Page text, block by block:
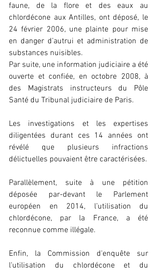
faune, de la flore et des eaux au
chlordécone aux Antilles, ont déposé, le
24 février 2006, une plainte pour mise
en danger d’autrui et administration de
substances nuisibles.
Par suite, une information judiciaire a été
ouverte et confiée, en octobre 2008, à
des Magistrats instructeurs du Pôle
Santé du Tribunal judiciaire de Paris.
Les investigations et les expertises
diligentées durant ces 14 années ont
révélé que plusieurs infractions
délictuelles pouvaient être caractérisées.
Parallèlement, suite à une pétition
déposée par-devant le Parlement
européen en 2014, l’utilisation du
chlordécone, par la France, a été
reconnue comme illégale.
Enfin, la Commission d'enquête sur
l'utilisation du chlordécone et du